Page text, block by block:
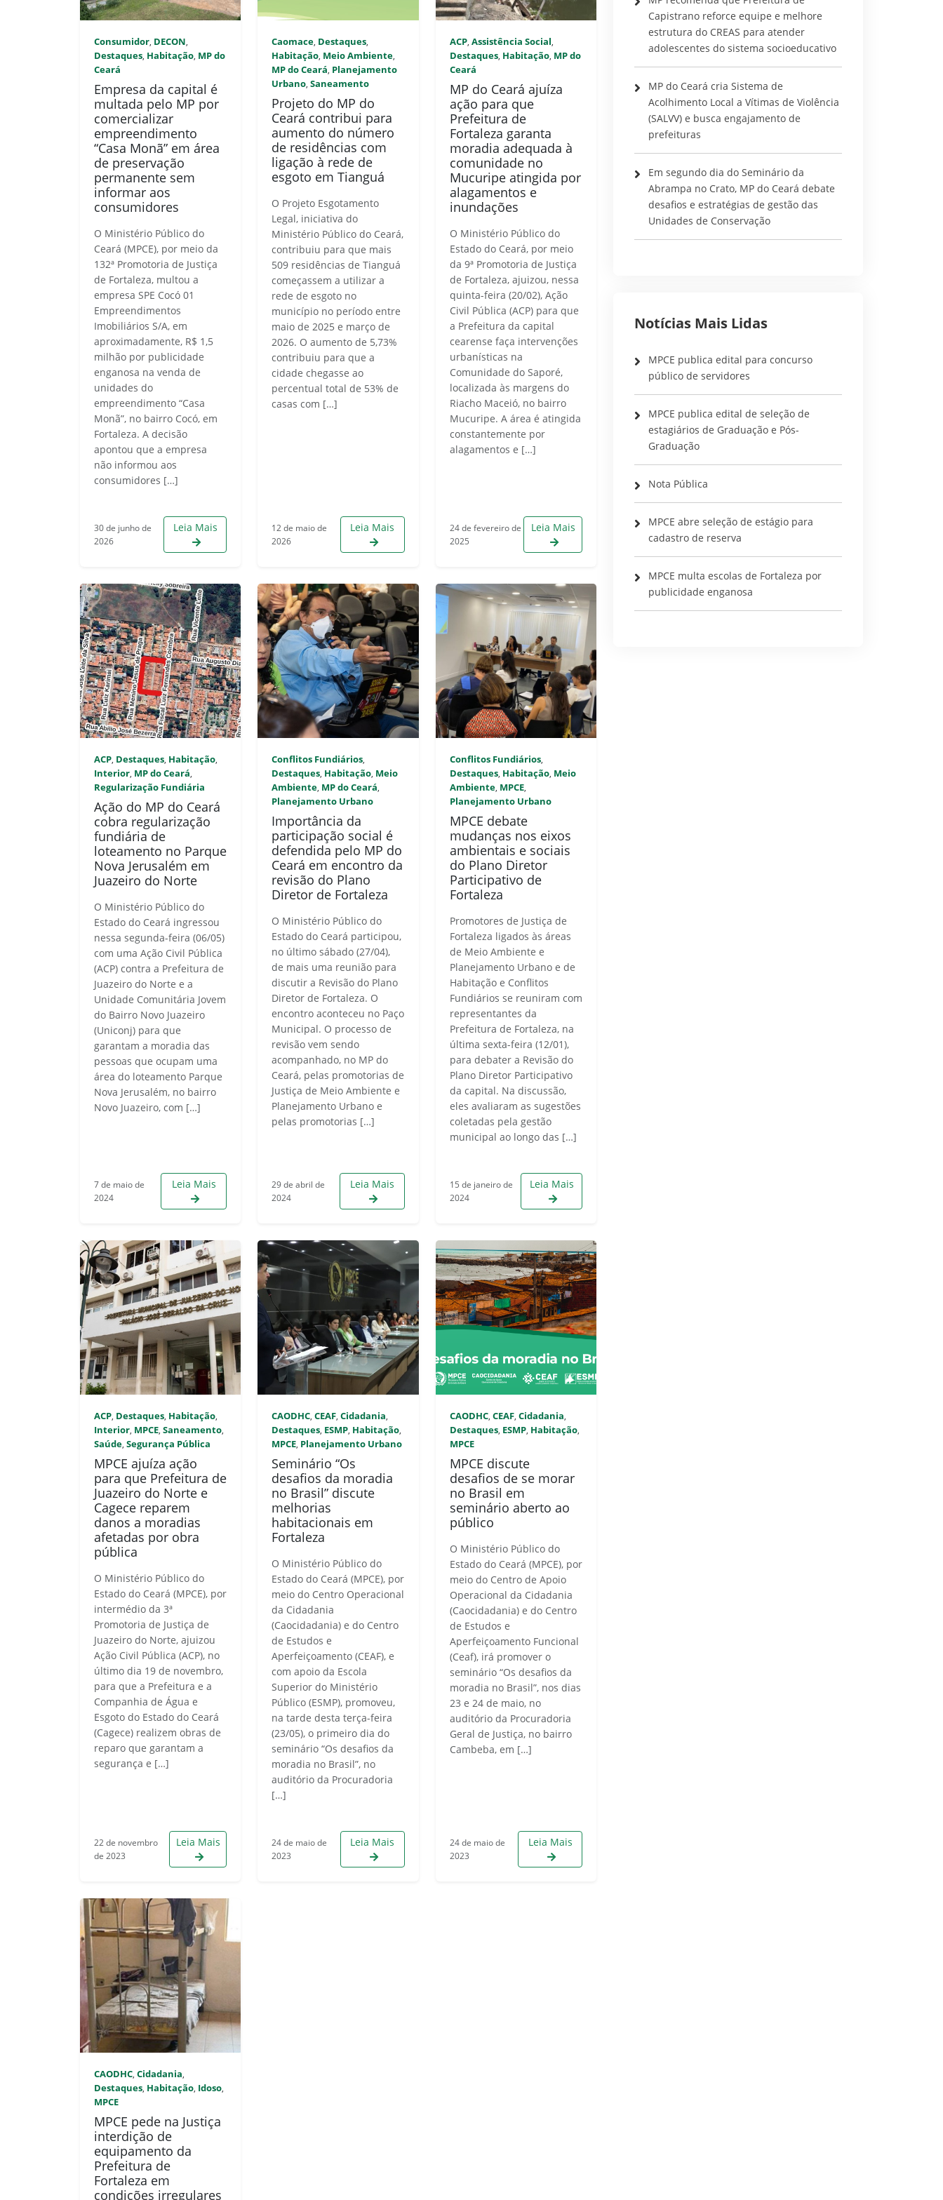
Consumidor, DECON,
Destaques, Habitação, MP do
Ceará
Empresa da capital é
multada pelo MP por
comercializar
empreendimento
“Casa Monã” em área
de preservação
permanente sem
informar aos
consumidores
O Ministério Público do
Ceará (MPCE), por meio da
132ª Promotoria de Justiça
de Fortaleza, multou a
empresa SPE Cocó 01
Empreendimentos
Imobiliários S/A, em
aproximadamente, R$ 1,5
milhão por publicidade
enganosa na venda de
unidades do
empreendimento “Casa
Monã”, no bairro Cocó, em
Fortaleza. A decisão
apontou que a empresa
não informou aos
consumidores […]
30 de junho de
2026
Leia Mais
Caomace, Destaques,
Habitação, Meio Ambiente,
MP do Ceará, Planejamento
Urbano,Saneamento
Projeto do MP do
Ceará contribui para
aumento do número
de residências com
ligação à rede de
esgoto em Tianguá
O Projeto Esgotamento
Legal, iniciativa do
Ministério Público do Ceará,
contribuiu para que mais
509 residências de Tianguá
começassem a utilizar a
rede de esgoto no
município no período entre
maio de 2025 e março de
2026. O aumento de 5,73%
contribuiu para que a
cidade chegasse ao
percentual total de 53% de
casas com […]
12 de maio de
2026
Leia Mais
ACP, Assistência Social,
Destaques, Habitação, MP do
Ceará
MP do Ceará ajuíza
ação para que
Prefeitura de
Fortaleza garanta
moradia adequada à
comunidade no
Mucuripe atingida por
alagamentos e
inundações
O Ministério Público do
Estado do Ceará, por meio
da 9ª Promotoria de Justiça
de Fortaleza, ajuizou, nessa
quinta-feira (20/02), Ação
Civil Pública (ACP) para que
a Prefeitura da capital
cearense faça intervenções
urbanísticas na
Comunidade do Saporé,
localizada às margens do
Riacho Maceió, no bairro
Mucuripe. A área é atingida
constantemente por
alagamentos e […]
24 de fevereiro de
2025
Leia Mais
ACP, Destaques, Habitação,
Interior, MP do Ceará,
Regularização Fundiária
Ação do MP do Ceará
cobra regularização
fundiária de
loteamento no Parque
Nova Jerusalém em
Juazeiro do Norte
O Ministério Público do
Estado do Ceará ingressou
nessa segunda-feira (06/05)
com uma Ação Civil Pública
(ACP) contra a Prefeitura de
Juazeiro do Norte e a
Unidade Comunitária Jovem
do Bairro Novo Juazeiro
(Uniconj) para que
garantam a moradia das
pessoas que ocupam uma
área do loteamento Parque
Nova Jerusalém, no bairro
Novo Juazeiro, com […]
7 de maio de
2024
Leia Mais
Conflitos Fundiários,
Destaques, Habitação, Meio
Ambiente, MP do Ceará,
Planejamento Urbano
Importância da
participação social é
defendida pelo MP do
Ceará em encontro da
revisão do Plano
Diretor de Fortaleza
O Ministério Público do
Estado do Ceará participou,
no último sábado (27/04),
de mais uma reunião para
discutir a Revisão do Plano
Diretor de Fortaleza. O
encontro aconteceu no Paço
Municipal. O processo de
revisão vem sendo
acompanhado, no MP do
Ceará, pelas promotorias de
Justiça de Meio Ambiente e
Planejamento Urbano e
pelas promotorias […]
29 de abril de
2024
Leia Mais
Conflitos Fundiários,
Destaques, Habitação, Meio
Ambiente, MPCE,
Planejamento Urbano
MPCE debate
mudanças nos eixos
ambientais e sociais
do Plano Diretor
Participativo de
Fortaleza
Promotores de Justiça de
Fortaleza ligados às áreas
de Meio Ambiente e
Planejamento Urbano e de
Habitação e Conflitos
Fundiários se reuniram com
representantes da
Prefeitura de Fortaleza, na
última sexta-feira (12/01),
para debater a Revisão do
Plano Diretor Participativo
da capital. Na discussão,
eles avaliaram as sugestões
coletadas pela gestão
municipal ao longo das […]
15 de janeiro de
2024
Leia Mais
ACP, Destaques, Habitação,
Interior, MPCE, Saneamento,
Saúde, Segurança Pública
MPCE ajuíza ação
para que Prefeitura de
Juazeiro do Norte e
Cagece reparem
danos a moradias
afetadas por obra
pública
O Ministério Público do
Estado do Ceará (MPCE), por
intermédio da 3ª
Promotoria de Justiça de
Juazeiro do Norte, ajuizou
Ação Civil Pública (ACP), no
último dia 19 de novembro,
para que a Prefeitura e a
Companhia de Água e
Esgoto do Estado do Ceará
(Cagece) realizem obras de
reparo que garantam a
segurança e […]
22 de novembro
de 2023
Leia Mais
CAODHC,CEAF,Cidadania,
Destaques, ESMP, Habitação,
MPCE, Planejamento Urbano
Seminário “Os
desafios da moradia
no Brasil” discute
melhorias
habitacionais em
Fortaleza
O Ministério Público do
Estado do Ceará (MPCE), por
meio do Centro Operacional
da Cidadania
(Caocidadania) e do Centro
de Estudos e
Aperfeiçoamento (CEAF), e
com apoio da Escola
Superior do Ministério
Público (ESMP), promoveu,
na tarde desta terça-feira
(23/05), o primeiro dia do
seminário “Os desafios da
moradia no Brasil”, no
auditório da Procuradoria
[…]
24 de maio de
2023
Leia Mais
CAODHC, CEAF, Cidadania,
Destaques, ESMP, Habitação,
MPCE
MPCE discute
desafios de se morar
no Brasil em
seminário aberto ao
público
O Ministério Público do
Estado do Ceará (MPCE), por
meio do Centro de Apoio
Operacional da Cidadania
(Caocidadania) e do Centro
de Estudos e
Aperfeiçoamento Funcional
(Ceaf), irá promover o
seminário “Os desafios da
moradia no Brasil”, nos dias
23 e 24 de maio, no
auditório da Procuradoria
Geral de Justiça, no bairro
Cambeba, em […]
24 de maio de
2023
Leia Mais
CAODHC, Cidadania,
Destaques, Habitação, Idoso,
MPCE
MPCE pede na Justiça
interdição de
equipamento da
Prefeitura de
Fortaleza em
condições irregulares
Capistrano reforce equipe e melhore
estrutura do CREAS para atender
adolescentes do sistema socioeducativo
MP do Ceará cria Sistema de
Acolhimento Local a Vítimas de Violência
(SALVV) e busca engajamento de
prefeituras
Em segundo dia do Seminário da
Abrampa no Crato, MP do Ceará debate
desafios e estratégias de gestão das
Unidades de Conservação
Notícias Mais Lidas
MPCE publica edital para concurso
público de servidores
MPCE publica edital de seleção de
estagiários de Graduação e Pós-
Graduação
Nota Pública
MPCE abre seleção de estágio para
cadastro de reserva
MPCE multa escolas de Fortaleza por
publicidade enganosa